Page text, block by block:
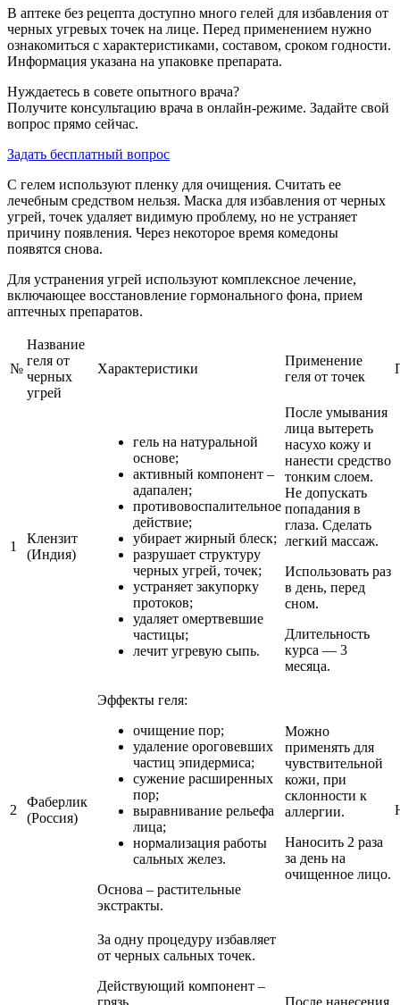
В аптеке без рецепта доступно много гелей для избавления от
черных угревых точек на лице. Перед применением нужно
ознакомиться с характеристиками, составом, сроком годности.
Информация указана на упаковке препарата.
Нуждаетесь в совете опытного врача?
Получите консультацию врача в онлайн-режиме. Задайте свой
вопрос прямо сейчас.
Задать бесплатный вопрос
С гелем используют пленку для очищения. Считать ее
лечебным средством нельзя. Маска для избавления от черных
угрей, точек удаляет видимую проблему, но не устраняет
причину появления. Через некоторое время комедоны
появятся снова.
Для устранения угрей используют комплексное лечение,
включающее восстановление гормонального фона, прием
аптечных препаратов.
№
Название
геля от
черных
угрей
Характеристики
Применение
геля от точек
1
Клензит
(Индия)
гель на натуральной
основе;
активный компонент –
адапален;
противовоспалительное
действие;
убирает жирный блеск;
разрушает структуру
черных угрей, точек;
устраняет закупорку
протоков;
удаляет омертвевшие
частицы;
лечит угревую сыпь.
После умывания
лица вытереть
насухо кожу и
нанести средство
тонким слоем.
Не допускать
попадания в
глаза. Сделать
легкий массаж.
Использовать раз
в день, перед
сном.
Длительность
курса — 3
месяца.
2
Фаберлик
(Россия)
Эффекты геля:
очищение пор;
удаление ороговевших
частиц эпидермиса;
сужение расширенных
пор;
выравнивание рельефа
лица;
нормализация работы
сальных желез.
Основа – растительные
экстракты.
Можно
применять для
чувствительной
кожи, при
склонности к
аллергии.
Наносить 2 раза
за день на
очищенное лицо.
За одну процедуру избавляет
от черных сальных точек.
Действующий компонент –
грязь.
После нанесения